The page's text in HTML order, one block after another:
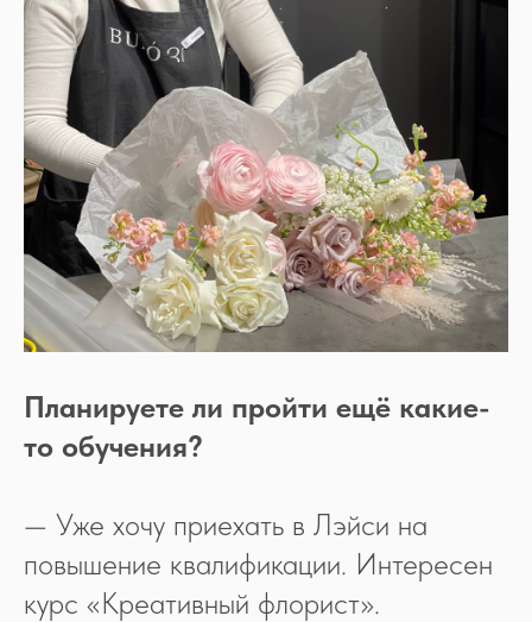
Планируете ли пройти ещё какие-
то обучения?
— Уже хочу приехать в Лэйси на
повышение квалификации. Интересен
курс «Креативный флорист».
lba@lacybird.ru
+7 499 938-84-95
с 10:00 до 19:00 (+3 GMT)
+7 915 240-22-67
КОНТАКТЫ
МИР
Dubai México
договор оферты
политика обработки персональных данных
сведения об образовательной организации